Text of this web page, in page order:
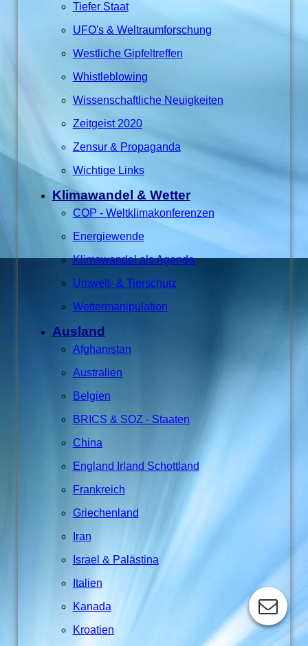
Tiefer Staat
UFO's & Weltraumforschung
Westliche Gipfeltreffen
Whistleblowing
Wissenschaftliche Neuigkeiten
Zeitgeist 2020
Zensur & Propaganda
Wichtige Links
Klimawandel & Wetter
COP - Weltklimakonferenzen
Energiewende
Klimawandel als Agenda
Umwelt- & Tierschutz
Wettermanipulation
Ausland
Afghanistan
Australien
Belgien
BRICS & SOZ - Staaten
China
England Irland Schottland
Frankreich
Griechenland
Iran
Israel & Palästina
Italien
Kanada
Kroatien